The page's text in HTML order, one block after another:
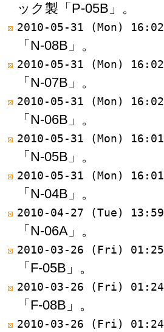
ック製「P-05B」。
2010-05-31 (Mon)
「N-08B」。
2010-05-31 (Mon)
「N-07B」。
2010-05-31 (Mon)
「N-06B」。
2010-05-31 (Mon)
「N-05B」。
2010-05-31 (Mon)
「N-04B」。
2010-04-27 (Tue)
「N-06A」。
2010-03-26 (Fri)
「F-05B」。
2010-03-26 (Fri)
「F-08B」。
2010-03-26 (Fri)